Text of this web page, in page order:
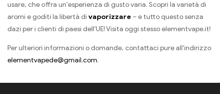
usare, che offra un'esperienza di gusto varia. Scopri la varietà di
aromi e goditi la libertà di vaporizzare – e tutto questo senza
dazi per i clienti di paesi dell'UE! Visita oggi stesso elementvape.it!
Per ulteriori informazioni o domande, contattaci pure all'indirizzo
elementvapede@gmail.com.